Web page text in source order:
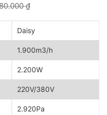
₫
Daisy
1.900m3/h
2.200W
220V/380V
2.920Pa